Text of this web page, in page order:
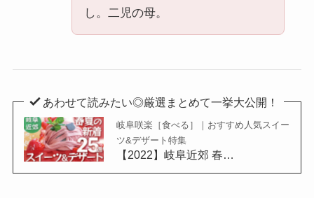
し。二児の母。
あわせて読みたい◎厳選まとめて一挙大公開！
岐阜咲楽［食べる］｜おすすめ人気スイー
ツ&デザート特集
【2022】岐阜近郊 春…